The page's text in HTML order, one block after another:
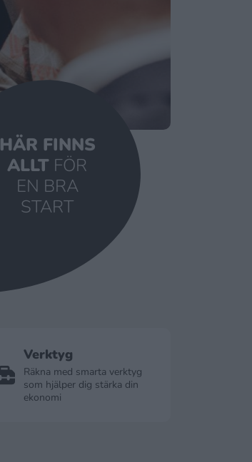
HÄR FINNS
ALLT FÖR
EN BRA
START
Verktyg
Räkna med smarta verktyg
som hjälper dig stärka din
ekonomi